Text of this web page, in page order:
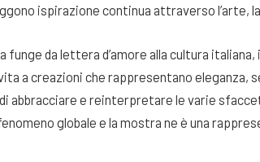
ispirazione continua attraverso l’arte,
funge da lettera d’amore alla cultura
a creazioni che rappresentano eleganza,
abbracciare e reinterpretare le varie
globale e la mostra ne è una